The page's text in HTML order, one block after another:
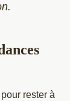
rester à